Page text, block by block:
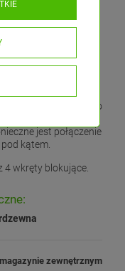
stali nierdzewnej do
jest połączenie
kątem.
4 wkręty blokujące.
zewnętrznym